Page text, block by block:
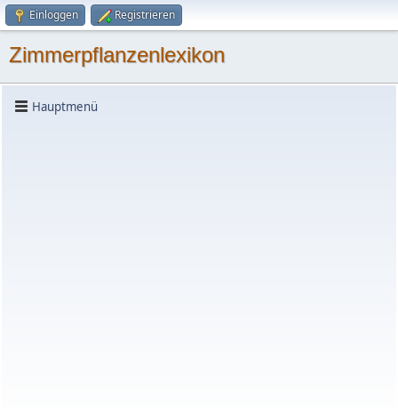
Einloggen Registrieren
Zimmerpflanzenlexikon
Hauptmenü